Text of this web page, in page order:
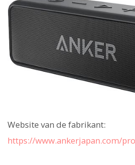
Website van de fabrikant:
https://www.ankerjapan.com/